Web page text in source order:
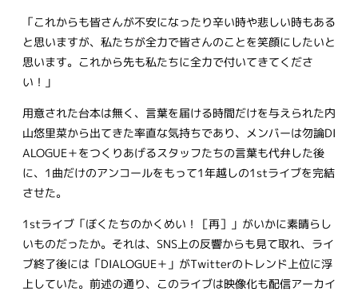
「これからも皆さんが不安になったり辛い時や悲しい時もある
と思いますが、私たちが全力で皆さんのことを笑顔にしたいと
思います。これから先も私たちに全力で付いてきてくださ
い！」
用意された台本は無く、言葉を届ける時間だけを与えられた内
山悠里菜から出てきた率直な気持ちであり、メンバーは勿論DI
ALOGUE＋をつくりあげるスタッフたちの言葉も代弁した後
に、1曲だけのアンコールをもって1年越しの1stライブを完結
させた。
1stライブ「ぼくたちのかくめい！［再］」がいかに素晴らし
いものだったか。それは、SNS上の反響からも見て取れ、ライ
ブ終了後には「DIALOGUE＋」がTwitterのトレンド上位に浮
上していた。前述の通り、このライブは映像化も配信アーカイ